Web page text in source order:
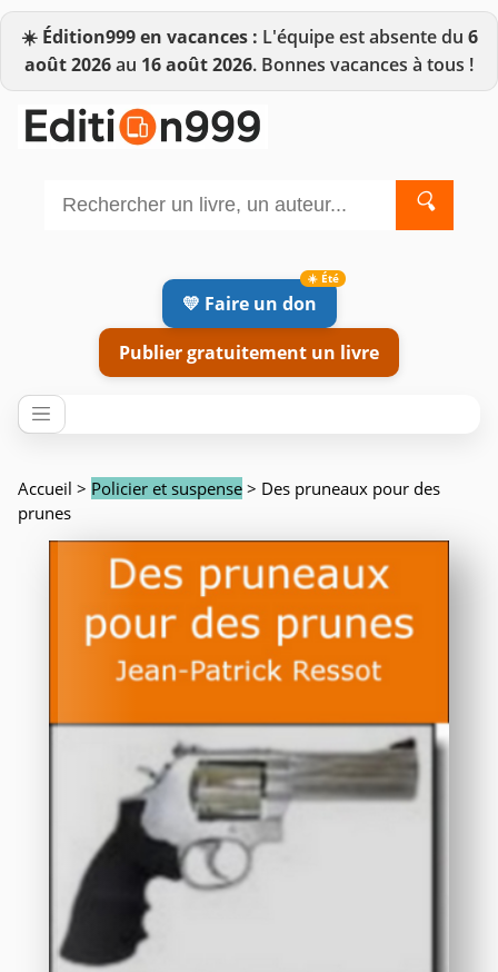
☀️ Édition999 en vacances : L'équipe est absente du 6
août 2026au 16 août 2026. Bonnes vacances à tous !
🔍
💛 Faire un don
Publier gratuitement un livre
Accueil > Policier et suspense > Des pruneaux pour des
prunes